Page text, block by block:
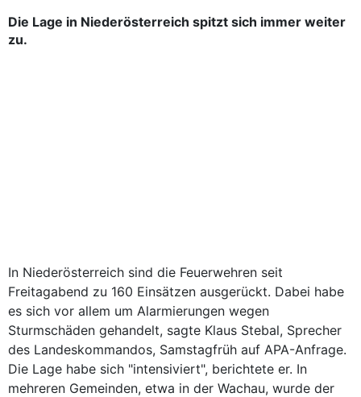
Die Lage in Niederösterreich spitzt sich immer weiter
zu.
In Niederösterreich sind die Feuerwehren seit
Freitagabend zu 160 Einsätzen ausgerückt. Dabei habe
es sich vor allem um Alarmierungen wegen
Sturmschäden gehandelt, sagte Klaus Stebal, Sprecher
des Landeskommandos, Samstagfrüh auf APA-Anfrage.
Die Lage habe sich "intensiviert", berichtete er. In
mehreren Gemeinden, etwa in der Wachau, wurde der